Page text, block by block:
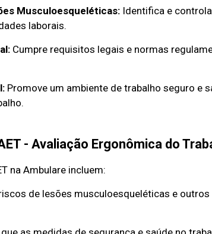
Musculoesqueléticas: Identifica e
laborais.
Cumpre requisitos legais e normas
Promove um ambiente de trabalho seguro e
- Avaliação Ergonômica do
na Ambulare incluem:
de lesões musculoesqueléticas e